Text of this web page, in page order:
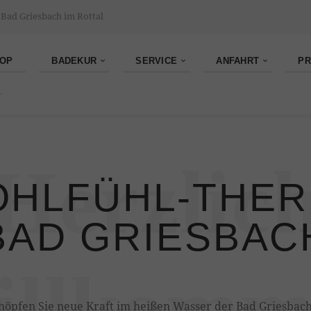
Griesbach im Rottal
BADEKUR SERVICE ANFAHRT
Sie neue Kraft im heißen Wasser der Bad